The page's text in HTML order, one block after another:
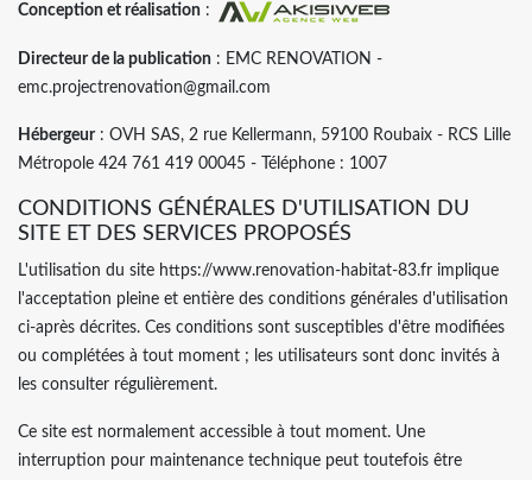
Conception et réalisation :
Directeur de la publication : EMC RENOVATION -
emc.projectrenovation@gmail.com
Hébergeur: OVH SAS, 2 rue Kellermann, 59100 Roubaix - RCS Lille
Métropole 424 761 419 00045 - Téléphone : 1007
CONDITIONS GÉNÉRALES D'UTILISATION DU
SITE ET DES SERVICES PROPOSÉS
L'utilisation du site https://www.renovation-habitat-83.fr implique
l'acceptation pleine et entière des conditions générales d'utilisation
ci-après décrites. Ces conditions sont susceptibles d'être modifiées
ou complétées à tout moment ; les utilisateurs sont donc invités à
les consulter régulièrement.
Ce site est normalement accessible à tout moment. Une
interruption pour maintenance technique peut toutefois être